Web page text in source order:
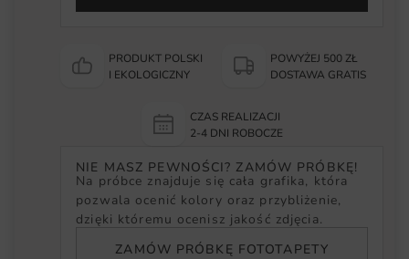
PRODUKT POLSKI
I EKOLOGICZNY
POWYŻEJ 500 ZŁ
DOSTAWA GRATIS
CZAS REALIZACJI
2-4 DNI ROBOCZE
NIE MASZ PEWNOŚCI? ZAMÓW PRÓBKĘ!
Na próbce znajduje się cała grafika, która
pozwala ocenić kolory oraz przybliżenie,
dzięki któremu ocenisz jakość zdjęcia.
ZAMÓW PRÓBKĘ FOTOTAPETY